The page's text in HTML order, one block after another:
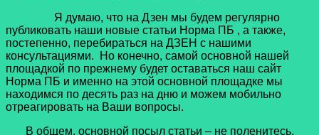
Я думаю, что на Дзен мы будем регулярно
публиковать наши новые статьи Норма ПБ , а также,
постепенно, перебираться на ДЗЕН с нашими
консультациями. Но конечно, самой основной нашей
площадкой по прежнему будет оставаться наш сайт
Норма ПБ и именно на этой основной площадке мы
находимся по десять раз на дню и можем мобильно
отреагировать на Ваши вопросы.
В общем, основной посыл статьи – не поленитесь,